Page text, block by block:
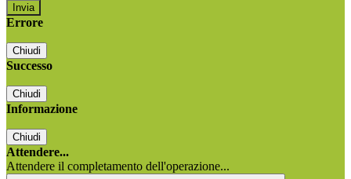
Errore
Chiudi
Successo
Chiudi
Informazione
Chiudi
Attendere...
Attendere il completamento dell'operazione...